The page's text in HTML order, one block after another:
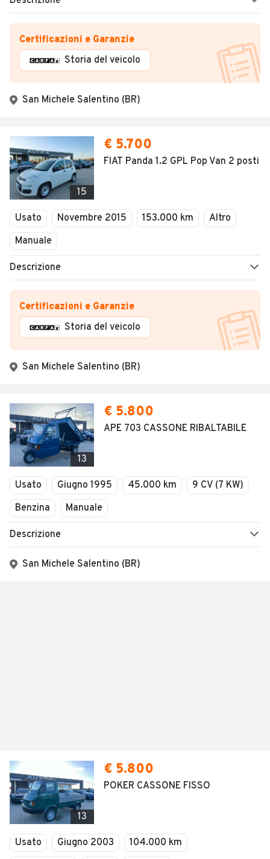
Certificazioni e Garanzie
Storia del veicolo
San Michele Salentino (BR)
15
€ 5.700
FIAT Panda 1.2 GPL Pop Van 2 posti
Usato Novembre 2015 153.000 km
Altro
Manuale
Descrizione
Certificazioni e Garanzie
Storia del veicolo
San Michele Salentino (BR)
13
€ 5.800
APE 703 CASSONE RIBALTABILE
Usato Giugno 1995 45.000 km
9 CV (7 KW)
Benzina
Manuale
Descrizione
San Michele Salentino (BR)
13
€ 5.800
POKER CASSONE FISSO
Usato Giugno 2003
104.000 km